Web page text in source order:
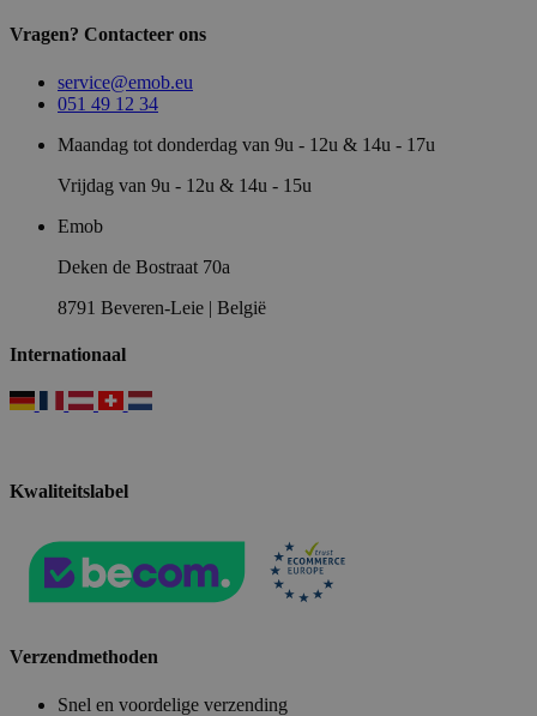
Vragen? Contacteer ons
service@emob.eu
051 49 12 34
Maandag tot donderdag van 9u - 12u & 14u - 17u
Vrijdag van 9u - 12u & 14u - 15u
Emob
Deken de Bostraat 70a
8791 Beveren-Leie | België
Internationaal
Kwaliteitslabel
Verzendmethoden
Snel en voordelige verzending